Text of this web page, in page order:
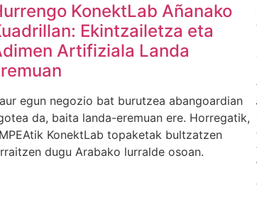
KonektLab Añanako
Ekintzailetza eta
Artifiziala Landa
egun negozio bat burutzea abangoardian
da, baita landa-eremuan ere. Horregatik,
KonektLab topaketak bultzatzen
dugu Arabako lurralde osoan.